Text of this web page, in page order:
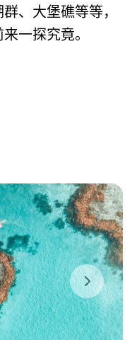
、大堡礁等等，
一探究竟。